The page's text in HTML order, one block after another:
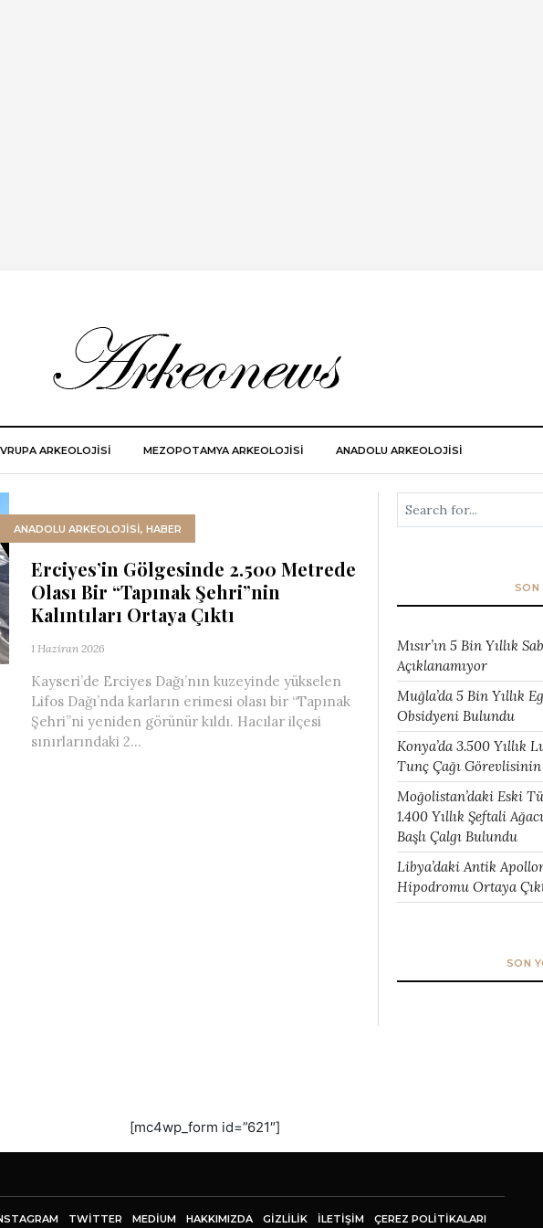
ARKEOLOJISI MEZOPOTAMYA ARKEOLOJISI ANADOLU ARKEOLOJİSİ
ANADOLU ARKEOLOJİSİ, HABER
Erciyes’in Gölgesinde 2.500 Metrede
Olası Bir “Tapınak Şehri”nin
Kalıntıları Ortaya Çıktı
1 Haziran 2026
Kayseri’de Erciyes Dağı’nın kuzeyinde yükselen
Lifos Dağı’nda karların erimesi olası bir “Tapınak
Şehri”ni yeniden görünür kıldı. Hacılar ilçesi
sınırlarındaki 2...
SON
Mısır’ın 5 Bin Yıllık
Açıklanamıyor
Muğla’da 5 Bin Yıllık
Obsidyeni Bulundu
Konya’da 3.500
Tunç Çağı Görevlisinin
Moğolistan’daki Eski
1.400 Yıllık Şeftali
Başlı Çalgı Bulundu
Libya’daki Antik
Hipodromu Ortaya
SON
[mc4wp_form id=”621″]
TWITTER MEDIUM HAKKIMIZDA GİZLİLİK İLETIŞIM ÇEREZ POLITIKALARI